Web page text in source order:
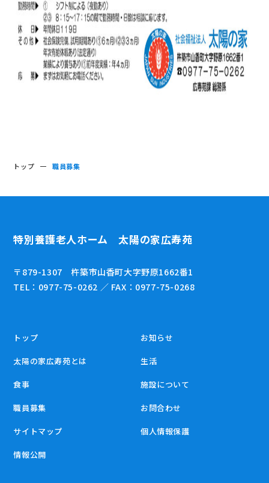
トップ 職員募集
特別養護老人ホーム 太陽の家広寿苑
〒879-1307 杵築市山香町大字野原1662番1
TEL：0977-75-0262 ／ FAX：0977-75-0268
トップ お知らせ
太陽の家広寿苑とは 生活
食事 施設について
職員募集 お問合わせ
サイトマップ 個人情報保護
情報公開